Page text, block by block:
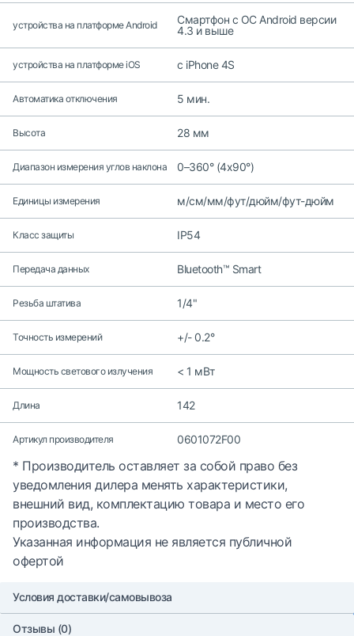
устройства на платформе Android
Смартфон с ОС Android версии
4.3 и выше
устройства на платформе iOS c iPhone 4S
Автоматика отключения 5 мин.
Высота 28 мм
Диапазон измерения углов наклона 0–360° (4x90°)
Единицы измерения м/см/мм/фут/дюйм/фут-дюйм
Класс защиты IP54
Передача данных Bluetooth™ Smart
Резьба штатива 1/4"
Точность измерений +/- 0.2°
Мощность светового излучения < 1 мВт
Длина 142
Артикул производителя 0601072F00
* Производитель оставляет за собой право без
уведомления дилера менять характеристики,
внешний вид, комплектацию товара и место его
производства.
Указанная информация не является публичной
офертой
Условия доставки/самовывоза
Отзывы (0)